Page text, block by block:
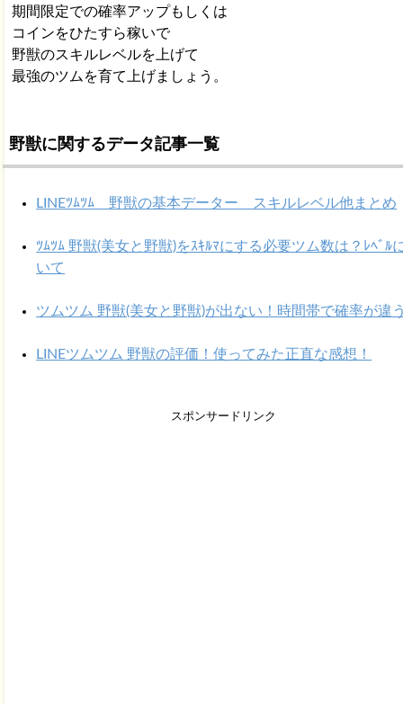
期間限定での確率アップもしくは
コインをひたすら稼いで
野獣のスキルレベルを上げて
最強のツムを育て上げましょう。
野獣に関するデータ記事一覧
LINEﾂﾑﾂﾑ 野獣の基本データー スキルレベル他まとめ
ﾂﾑﾂﾑ 野獣(美女と野獣)をｽｷﾙﾏにする必要ツム数は？ﾚﾍﾞﾙ
いて
ツムツム 野獣(美女と野獣)が出ない！時間帯で確率が違
LINEツムツム 野獣の評価！使ってみた正直な感想！
スポンサードリンク